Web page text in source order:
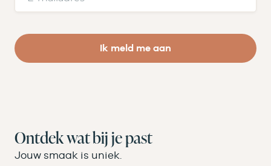
Ik meld me aan
Ontdek wat bij je past
Jouw smaak is uniek.